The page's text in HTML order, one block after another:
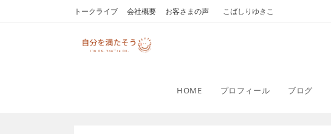
トークライブ 会社概要 お客さまの声 こばしりゆきこ
HOME プロフィール ブログ